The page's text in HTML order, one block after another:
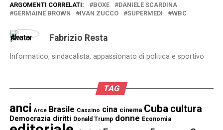
ARGOMENTI CORRELATI: BOXE
DANIELE SCARDINA
GERMAINE BROWN
IVAN ZUCCO SUPERMEDI WBC
Fabrizio Resta
Informatico, sindacalista, appassionato di politica e sportivo
TAG
anci Arce Brasile Cassino cina cinema Cuba cultura
Democrazia diritti Donald Trump donne Economia